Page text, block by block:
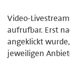
Video-
aufrufbar. Erst
angeklickt
jeweiligen